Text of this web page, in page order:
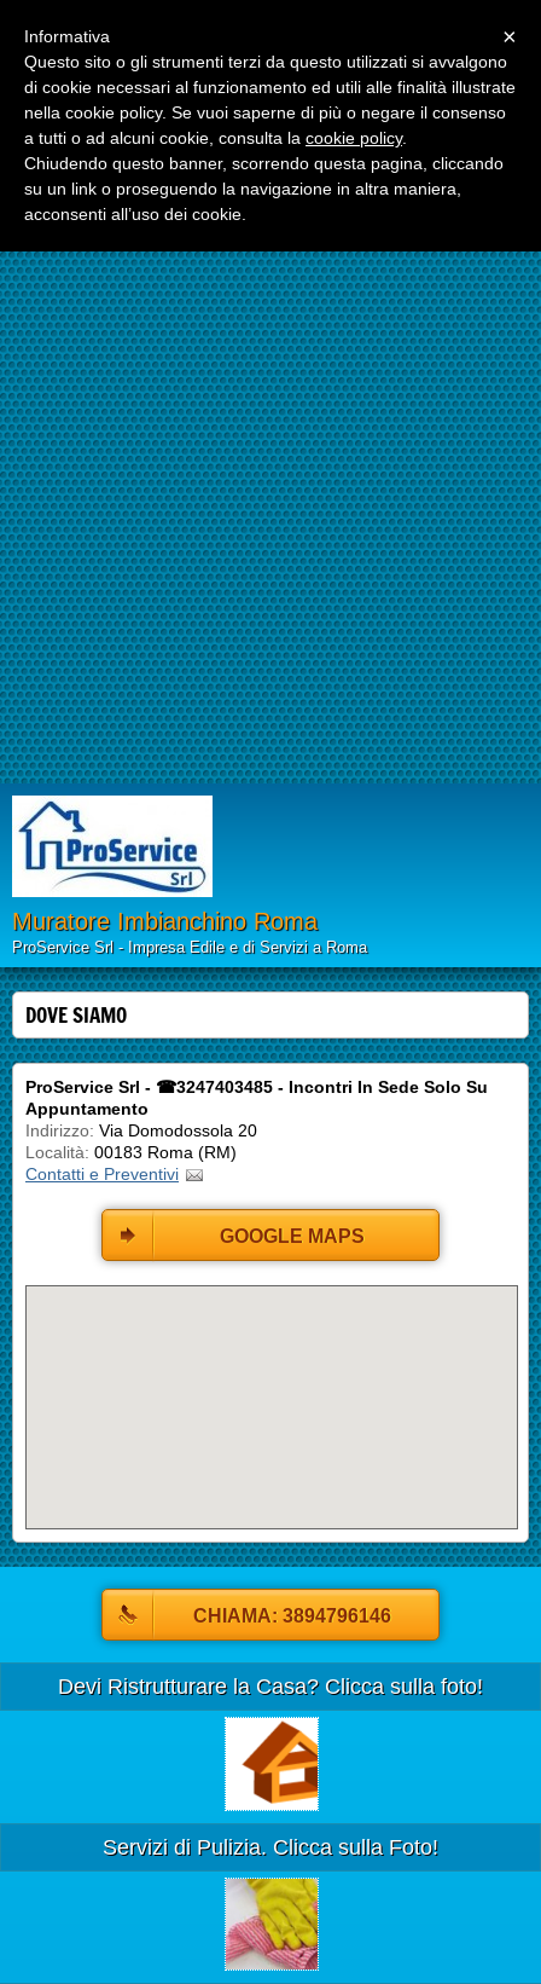
☎324.7403485
Muratore Imbianchino Roma
ProService Srl - Impresa Edile e di Servizi a Roma
DOVE SIAMO
ProService Srl - ☎3247403485 - Incontri In Sede Solo Su
Appuntamento
Indirizzo: Via Domodossola 20
Località: 00183 Roma (RM)
Contatti e Preventivi
GOOGLE MAPS
CHIAMA: 3894796146
Devi Ristrutturare la Casa? Clicca sulla foto!
Servizi di Pulizia. Clicca sulla Foto!
×
Informativa
Questo sito o gli strumenti terzi da questo utilizzati si avvalgono
di cookie necessari al funzionamento ed utili alle finalità illustrate
nella cookie policy. Se vuoi saperne di più o negare il consenso
a tutti o ad alcuni cookie, consulta la cookie policy.
Chiudendo questo banner, scorrendo questa pagina, cliccando
su un link o proseguendo la navigazione in altra maniera,
acconsenti all’uso dei cookie.